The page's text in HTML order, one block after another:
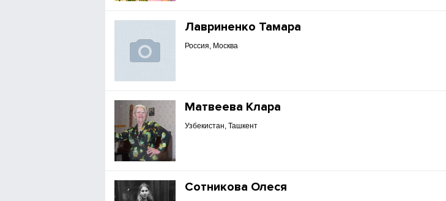
Лавриненко Тамара
Россия, Москва
Матвеева Клара
Узбекистан, Ташкент
Сотникова Олеся